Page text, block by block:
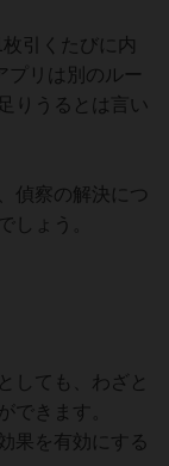
引くたびに内
プリは別のルー
りうるとは言い
偵察の解決につ
しょう。
しても、わざと
できます。
果を有効にする